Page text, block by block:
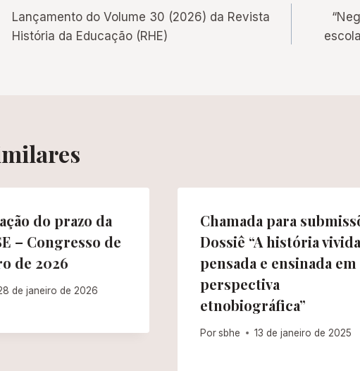
de
Lançamento do Volume 30 (2026) da Revista
História da Educação (RHE)
do prazo da
– Congresso de
de 2026
de janeiro de 2026
Chamada para
Dossiê “A história
pensada e ensinada em
perspectiva
etnobiográfica”
Por sbhe 13 de janeiro de 2025